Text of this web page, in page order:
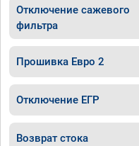
Отключение сажевого
фильтра
Прошивка Евро 2
Отключение ЕГР
Возврат стока